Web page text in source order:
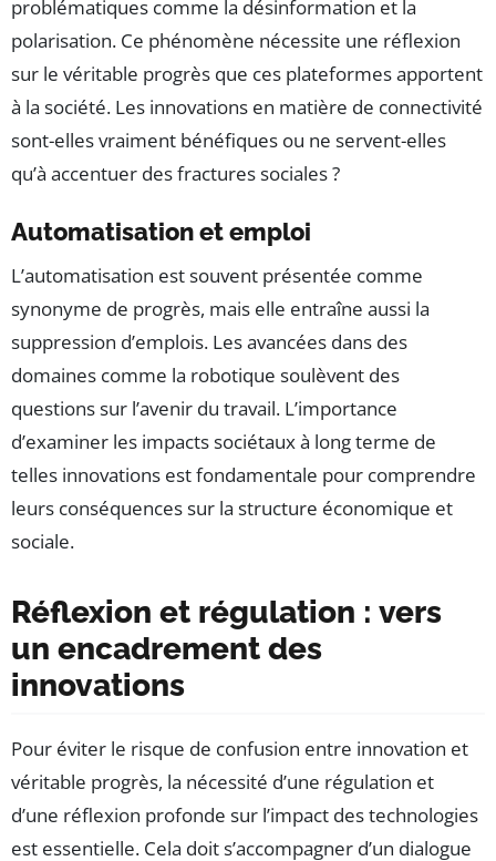
problématiques comme la désinformation et la
polarisation. Ce phénomène nécessite une réflexion
sur le véritable progrès que ces plateformes apportent
à la société. Les innovations en matière de connectivité
sont-elles vraiment bénéfiques ou ne servent-elles
qu’à accentuer des fractures sociales ?
Automatisation et emploi
L’automatisation est souvent présentée comme
synonyme de progrès, mais elle entraîne aussi la
suppression d’emplois. Les avancées dans des
domaines comme la robotique soulèvent des
questions sur l’avenir du travail. L’importance
d’examiner les impacts sociétaux à long terme de
telles innovations est fondamentale pour comprendre
leurs conséquences sur la structure économique et
sociale.
Réflexion et régulation : vers
un encadrement des
innovations
Pour éviter le risque de confusion entre innovation et
véritable progrès, la nécessité d’une régulation et
d’une réflexion profonde sur l’impact des technologies
est essentielle. Cela doit s’accompagner d’un dialogue